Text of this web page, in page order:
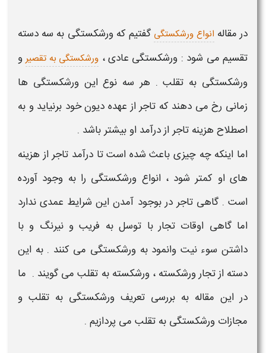
در مقاله انواع ورشکستگی گفتیم که ورشکستگی به سه دسته
تقسیم می شود : ورشکستگی عادی ، ورشکستگی به تقصیرو
ورشکستگی به تقلب. هر سه نوع این ورشکستگی ها
زمانی رخ می دهند که تاجر از عهده دیون خود برنیاید و به
اصطلاح هزینه تاجر از درآمد او بیشتر باشد .
اما اینکه چه چیزی باعث شده است تا درآمد تاجر از هزینه
های او کمتر شود ، انواع ورشکستگی را به وجود آورده
است . گاهی تاجر در بوجود آمدن این شرایط عمدی ندارد
اما گاهی اوقات تجار با توسل به فریب و نیرنگ و با
داشتن سوء نیت وانمود به ورشکستگی می کنند . به این
دسته از تجار ورشکسته ،ورشکسته به تقلبمی گویند . ما
در این مقاله به بررسی تعریف ورشکستگی به تقلب و
مجازات ورشکستگی به تقلب می پردازیم .